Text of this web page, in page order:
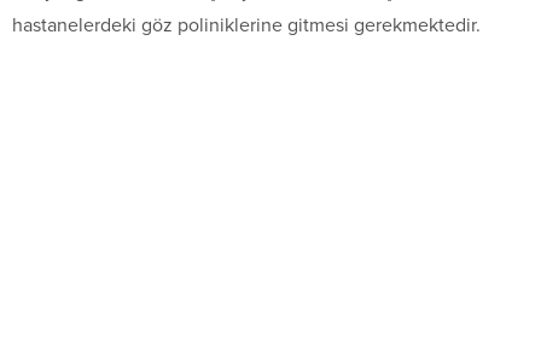
hastanelerdeki göz poliniklerine gitmesi gerekmektedir.